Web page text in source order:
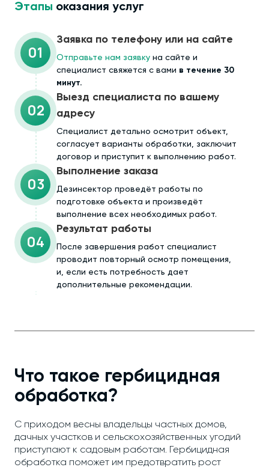
Этапы оказания услуг
01
Заявка по телефону или на сайте
Отправьте нам заявку на сайте и
специалист свяжется с вами в течение 30
минут.
02
Выезд специалиста по вашему
адресу
Cпециалист детально осмотрит объект,
согласует варианты обработки, заключит
договор и приступит к выполнению работ.
03
Выполнение заказа
Дезинсектор проведёт работы по
подготовке объекта и произведёт
выполнение всех необходимых работ.
04
Результат работы
После завершения работ специалист
проводит повторный осмотр помещения,
и, если есть потребность дает
дополнительные рекомендации.
Что такое гербицидная
обработка?
С приходом весны владельцы частных домов,
дачных участков и сельскохозяйственных угодий
приступают к садовым работам. Гербицидная
обработка поможет им предотвратить рост